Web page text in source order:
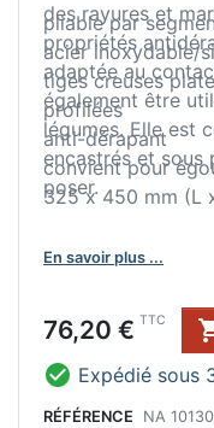
des rayures et
propriétés
adaptée au
également être
légumes. Elle est
encastrés et sous
poser.
pliable par
acier inoxydable/
tiges creuses
profilées
anti-dérapant
convient pour
325 x 450 mm (L
En savoir plus ...
Prix
76,20 € TTC
 Expédié sous
RÉFÉRENCE NA